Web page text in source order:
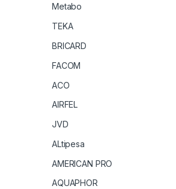
Metabo
TEKA
BRICARD
FACOM
ACO
AIRFEL
JVD
ALtipesa
AMERICAN PRO
AQUAPHOR